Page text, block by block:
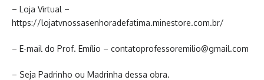
– Loja Virtual –
https://lojatvnossasenhoradefatima.minestore.com.br/
– E-mail do Prof. Emílio – contatoprofessoremilio@gmail.com
– Seja Padrinho ou Madrinha dessa obra.